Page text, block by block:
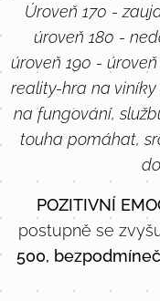
Úroveň 170 -
úroveň 180 -
úroveň 190 -
reality-hra na
na fungování,
touha pomáhat,
POZITIVNÍ
postupně se
500,